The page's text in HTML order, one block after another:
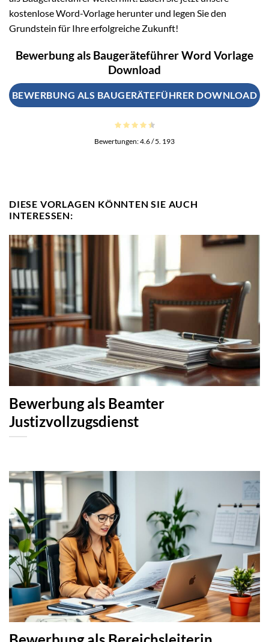
kostenlose Word-Vorlage herunter und legen Sie den
Grundstein für Ihre erfolgreiche Zukunft!
Bewerbung als Baugeräteführer Word Vorlage
Download
BEWERBUNG ALS BAUGERÄTEFÜHRER DOWNLOAD
Bewertungen:4.6/ 5. 193
DIESE VORLAGEN KÖNNTEN SIE AUCH
INTERESSEN:
Bewerbung als Beamter
Justizvollzugsdienst